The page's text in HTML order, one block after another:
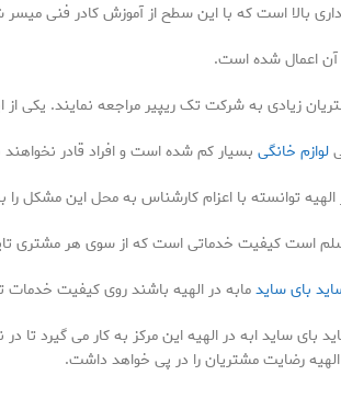
داری بالا است که با این سطح از آموزش کادر فنی
آن اعمال شده است.
زیادی به شرکت تک ریپیر مراجعه نمایند. یکی
لوازم خانگی بسیار کم شده است و افراد قادر
الهیه توانسته با اعزام کارشناس به محل این
است کیفیت خدماتی است که از سوی هر مشتری
بای سایدمابه در الهیه باشند روی کیفیت خدمات
ساید ابه در الهیه این مرکز به کار می گیرد تا
رضایت مشتریان را در پی خواهد داشت.